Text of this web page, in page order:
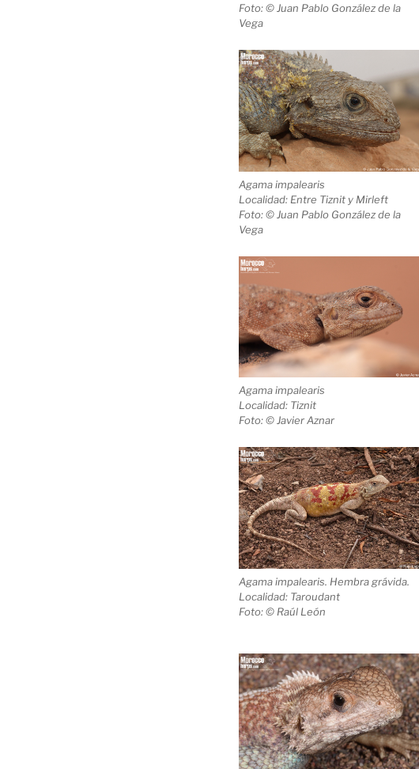
Foto: © Juan Pablo González de la
Vega
Agama impalearis
Localidad: Entre Tiznit y Mirleft
Foto: © Juan Pablo González de la
Vega
Agama impalearis
Localidad: Tiznit
Foto: © Javier Aznar
Agama impalearis. Hembra grávida.
Localidad: Taroudant
Foto: © Raúl León